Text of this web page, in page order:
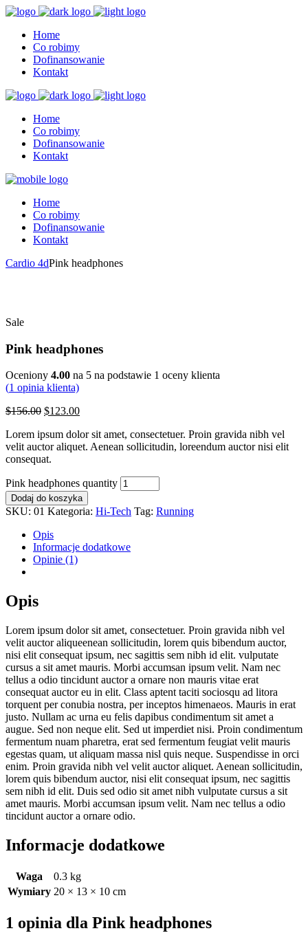
Home
Co robimy
Dofinansowanie
Kontakt
Home
Co robimy
Dofinansowanie
Kontakt
Home
Co robimy
Dofinansowanie
Kontakt
Cardio 4dPink headphones
Sale
Pink headphones
Oceniony 4.00 na 5 na podstawie 1 oceny klienta
(1 opinia klienta)
$156.00 $123.00
Lorem ipsum dolor sit amet, consectetuer. Proin gravida nibh vel
velit auctor aliquet. Aenean sollicitudin, loreendum auctor nisi elit
consequat.
Pink headphones quantity
Dodaj do koszyka
SKU: 01 Kategoria: Hi-Tech Tag: Running
Opis
Informacje dodatkowe
Opinie (1)
Opis
Lorem ipsum dolor sit amet, consectetuer. Proin gravida nibh vel
velit auctor aliqueenean sollicitudin, lorem quis bibendum auctor,
nisi elit consequat ipsum, nec sagittis sem nibh id elit. vulputate
cursus a sit amet mauris. Morbi accumsan ipsum velit. Nam nec
tellus a odio tincidunt auctor a ornare non mauris vitae erat
consequat auctor eu in elit. Class aptent taciti sociosqu ad litora
torquent per conubia nostra, per inceptos himenaeos. Mauris in erat
justo. Nullam ac urna eu felis dapibus condimentum sit amet a
augue. Sed non neque elit. Sed ut imperdiet nisi. Proin condimentum
fermentum nuam pharetra, erat sed fermentum feugiat velit mauris
egestas quam, ut aliquam massa nisl quis neque. Suspendisse in orci
enim. Proin gravida nibh vel velit auctor aliquet. Aenean sollicitudin,
lorem quis bibendum auctor, nisi elit consequat ipsum, nec sagittis
sem nibh id elit. Duis sed odio sit amet nibh vulputate cursus a sit
amet mauris. Morbi accumsan ipsum velit. Nam nec tellus a odio
tincidunt auctor a ornare odio.
Informacje dodatkowe
Waga
0.3 kg
Wymiary 20 × 13 × 10 cm
1 opinia dla Pink headphones